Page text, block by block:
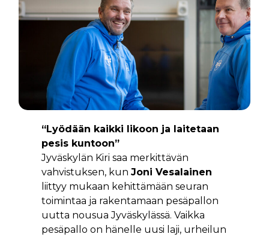
“Lyödään kaikki likoon ja laitetaan
pesis kuntoon”
Jyväskylän Kiri saa merkittävän
vahvistuksen, kun Joni Vesalainen
liittyy mukaan kehittämään seuran
toimintaa ja rakentamaan pesäpallon
uutta nousua Jyväskylässä. Vaikka
pesäpallo on hänelle uusi laji, urheilun